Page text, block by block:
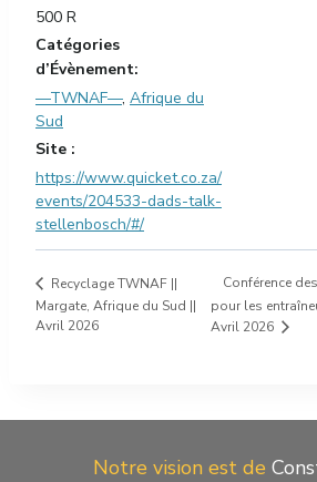
500 R
Catégories
d’Évènement:
—TWNAF—, Afrique du
Sud
Site :
https://www.quicket.co.za/
events/204533-dads-talk-
stellenbosch/#/
Recyclage TWNAF ||
Margate, Afrique du Sud ||
Avril 2026
Conférence
pour les
Avril 2026
Notre vision est de